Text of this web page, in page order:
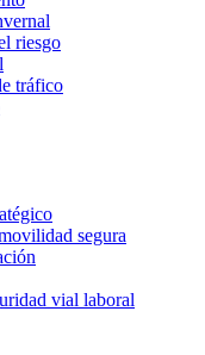
riesgo
tráfico
segura
vial laboral